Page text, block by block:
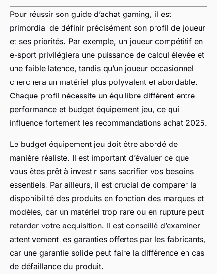
Pour réussir son guide d’achat gaming, il est
primordial de définir précisément son profil de joueur
et ses priorités. Par exemple, un joueur compétitif en
e-sport privilégiera une puissance de calcul élevée et
une faible latence, tandis qu’un joueur occasionnel
cherchera un matériel plus polyvalent et abordable.
Chaque profil nécessite un équilibre différent entre
performance et budget équipement jeu, ce qui
influence fortement les recommandations achat 2025.
Le budget équipement jeu doit être abordé de
manière réaliste. Il est important d’évaluer ce que
vous êtes prêt à investir sans sacrifier vos besoins
essentiels. Par ailleurs, il est crucial de comparer la
disponibilité des produits en fonction des marques et
modèles, car un matériel trop rare ou en rupture peut
retarder votre acquisition. Il est conseillé d’examiner
attentivement les garanties offertes par les fabricants,
car une garantie solide peut faire la différence en cas
de défaillance du produit.